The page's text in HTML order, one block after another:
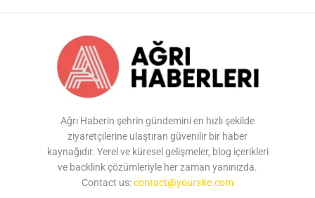
Ağrı Haberin şehrin gündemini en hızlı şekilde
ziyaretçilerine ulaştıran güvenilir bir haber
kaynağıdır. Yerel ve küresel gelişmeler, blog içerikleri
ve backlink çözümleriyle her zaman yanınızda.
Contact us:contact@yoursite.com